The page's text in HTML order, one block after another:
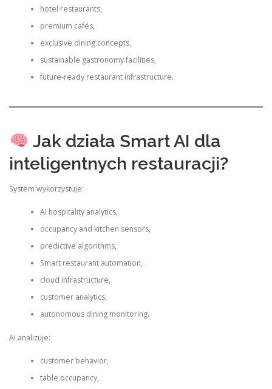
hotel restaurants,
premium cafés,
exclusive dining concepts,
sustainable gastronomy facilities,
future-ready restaurant infrastructure.
Jak działa Smart AI dla
inteligentnych restauracji?
System wykorzystuje:
AI hospitality analytics,
occupancy and kitchen sensors,
predictive algorithms,
Smart restaurant automation,
cloud infrastructure,
customer analytics,
autonomous dining monitoring.
AI analizuje:
customer behavior,
table occupancy,